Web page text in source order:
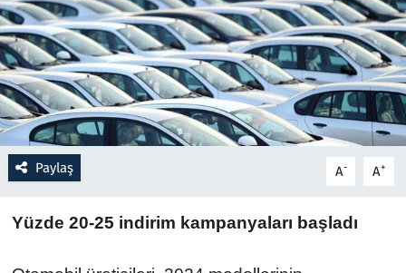
Paylaş A- A+
Yüzde 20-25 indirim kampanyaları başladı
Resmi İlanlar
Rüya Tabirleri
Sağlık
Savunma Sanayi